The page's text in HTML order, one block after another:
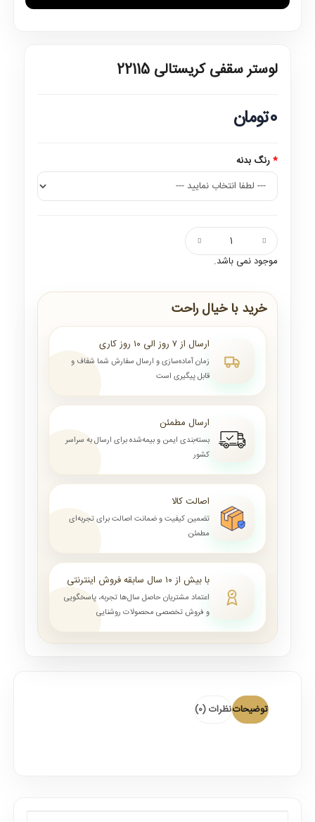
لوستر سقفی کریستالی 22115
0تومان
رنگ بدنه
موجود نمی باشد.
خرید با خیال راحت
ارسال از ۷ روز الی ۱۰ روز کاری
زمان آماده‌سازی و ارسال سفارش شما شفاف و
قابل پیگیری است
ارسال مطمئن
بسته‌بندی ایمن و بیمه‌شده برای ارسال به سراسر
کشور
اصالت کالا
تضمین کیفیت و ضمانت اصالت برای تجربه‌ای
مطمئن
با بیش از ۱۰ سال سابقه فروش اینترنتی
اعتماد مشتریان حاصل سال‌ها تجربه، پاسخگویی
و فروش تخصصی محصولات روشنایی
توضیحاتنظرات (0)